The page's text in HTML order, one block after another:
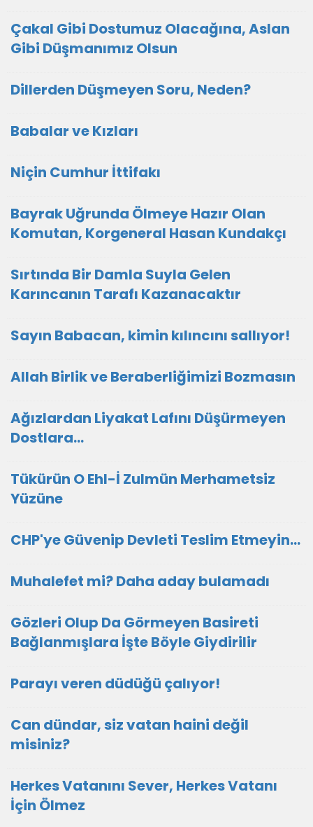
Çakal Gibi Dostumuz Olacağına, Aslan
Gibi Düşmanımız Olsun
Dillerden Düşmeyen Soru, Neden?
Babalar ve Kızları
Niçin Cumhur İttifakı
Bayrak Uğrunda Ölmeye Hazır Olan
Komutan, Korgeneral Hasan Kundakçı
Sırtında Bir Damla Suyla Gelen
Karıncanın Tarafı Kazanacaktır
Sayın Babacan, kimin kılıncını sallıyor!
Allah Birlik ve Beraberliğimizi Bozmasın
Ağızlardan Liyakat Lafını Düşürmeyen
Dostlara...
Tükürün O Ehl-İ Zulmün Merhametsiz
Yüzüne
CHP'ye Güvenip Devleti Teslim Etmeyin…
Muhalefet mi? Daha aday bulamadı
Gözleri Olup Da Görmeyen Basireti
Bağlanmışlara İşte Böyle Giydirilir
Parayı veren düdüğü çalıyor!
Can dündar, siz vatan haini değil
misiniz?
Herkes Vatanını Sever, Herkes Vatanı
İçin Ölmez